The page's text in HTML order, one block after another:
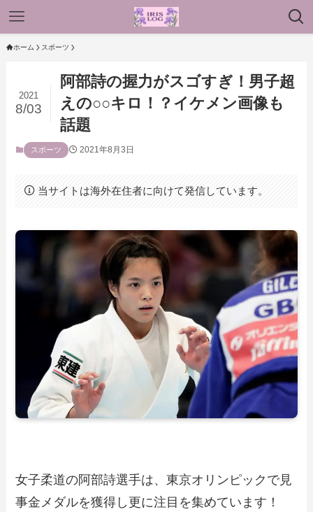
ホーム スポーツ
阿部詩の握力がスゴすぎ！男子超
えの○○キロ！？イケメン画像も
話題
2021
8/03
スポーツ 2021年8月3日
当サイトは海外在住者に向けて発信しています。
女子柔道の阿部詩選手は、東京オリンピックで見
事金メダルを獲得し更に注目を集めています！